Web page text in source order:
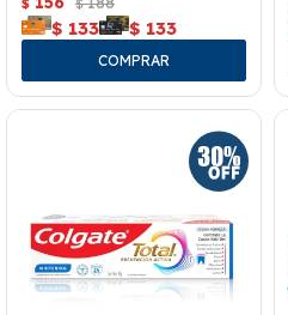
$ $
$ 133 $ 133